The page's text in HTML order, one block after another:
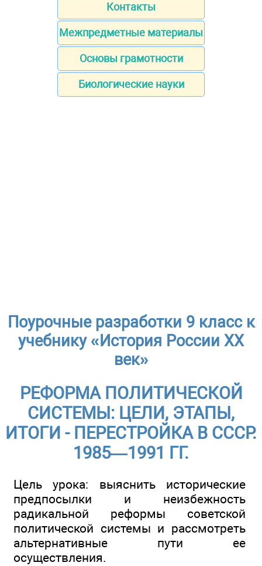
Контакты
Межпредметные материалы
Основы грамотности
Биологические науки
Поурочные разработки 9 класс к
учебнику «История России ХХ
век»
РЕФОРМА ПОЛИТИЧЕСКОЙ
СИСТЕМЫ: ЦЕЛИ, ЭТАПЫ,
ИТОГИ - ПЕРЕСТРОЙКА В СССР.
1985—1991 ГГ.
Цель урока: выяснить исторические
предпосылки и неизбежность
радикальной реформы советской
политической системы и рассмотреть
альтернативные пути ее
осуществления.